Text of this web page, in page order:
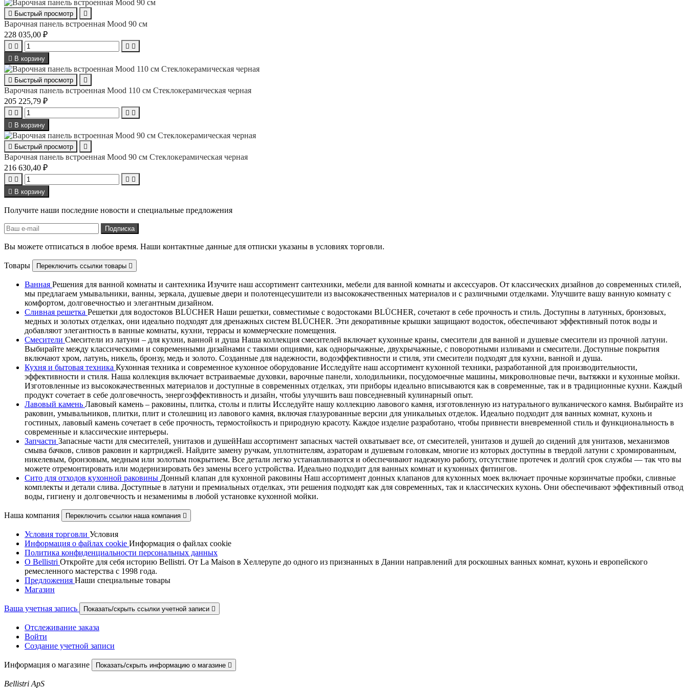
 Быстрый просмотр 
Варочная панель встроенная Mood 90 см
228 035,00 ₽
   
 В корзину
 Быстрый просмотр 
Варочная панель встроенная Mood 110 см Стеклокерамическая черная
205 225,79 ₽
   
 В корзину
 Быстрый просмотр 
Варочная панель встроенная Mood 90 см Стеклокерамическая черная
216 630,40 ₽
   
 В корзину
Получите наши последние новости и специальные предложения
Вы можете отписаться в любое время. Наши контактные данные для отписки указаны в условиях торговли.
Товары Переключить ссылки товары 
Ванная Решения для ванной комнаты и сантехника Изучите наш ассортимент сантехники, мебели для ванной комнаты и аксессуаров. От классических дизайнов до современных стилей,
мы предлагаем умывальники, ванны, зеркала, душевые двери и полотенцесушители из высококачественных материалов и с различными отделками. Улучшите вашу ванную комнату с
комфортом, долговечностью и элегантным дизайном.
Сливная решетка Решетки для водостоков BLÜCHER Наши решетки, совместимые с водостоками BLÜCHER, сочетают в себе прочность и стиль. Доступны в латунных, бронзовых,
медных и золотых отделках, они идеально подходят для дренажных систем BLÜCHER. Эти декоративные крышки защищают водосток, обеспечивают эффективный поток воды и
добавляют элегантность в ванные комнаты, кухни, террасы и коммерческие помещения.
Смесители Смесители из латуни – для кухни, ванной и душа Наша коллекция смесителей включает кухонные краны, смесители для ванной и душевые смесители из прочной латуни.
Выбирайте между классическими и современными дизайнами с такими опциями, как однорычажные, двухрычажные, с поворотными изливами и смесители. Доступные покрытия
включают хром, латунь, никель, бронзу, медь и золото. Созданные для надежности, водоэффективности и стиля, эти смесители подходят для кухни, ванной и душа.
Кухня и бытовая техника Кухонная техника и современное кухонное оборудование Исследуйте наш ассортимент кухонной техники, разработанной для производительности,
эффективности и стиля. Наша коллекция включает встраиваемые духовки, варочные панели, холодильники, посудомоечные машины, микроволновые печи, вытяжки и кухонные мойки.
Изготовленные из высококачественных материалов и доступные в современных отделках, эти приборы идеально вписываются как в современные, так и в традиционные кухни. Каждый
продукт сочетает в себе долговечность, энергоэффективность и дизайн, чтобы улучшить ваш повседневный кулинарный опыт.
Лавовый камень Лавовый камень – раковины, плитка, столы и плиты Исследуйте нашу коллекцию лавового камня, изготовленную из натурального вулканического камня. Выбирайте из
раковин, умывальников, плитки, плит и столешниц из лавового камня, включая глазурованные версии для уникальных отделок. Идеально подходит для ванных комнат, кухонь и
гостиных, лавовый камень сочетает в себе прочность, термостойкость и природную красоту. Каждое изделие разработано, чтобы привнести вневременной стиль и функциональность в
современные и классические интерьеры.
Запчасти Запасные части для смесителей, унитазов и душейНаш ассортимент запасных частей охватывает все, от смесителей, унитазов и душей до сидений для унитазов, механизмов
смыва бачков, сливов раковин и картриджей. Найдите замену ручкам, уплотнителям, аэраторам и душевым головкам, многие из которых доступны в твердой латуни с хромированным,
никелевым, бронзовым, медным или золотым покрытием. Все детали легко устанавливаются и обеспечивают надежную работу, отсутствие протечек и долгий срок службы — так что вы
можете отремонтировать или модернизировать без замены всего устройства. Идеально подходит для ванных комнат и кухонных фитингов.
Сито для отходов кухонной раковины Донный клапан для кухонной раковины Наш ассортимент донных клапанов для кухонных моек включает прочные корзинчатые пробки, сливные
комплекты и детали слива. Доступные в латуни и премиальных отделках, эти решения подходят как для современных, так и классических кухонь. Они обеспечивают эффективный отвод
воды, гигиену и долговечность и незаменимы в любой установке кухонной мойки.
Наша компания Переключить ссылки наша компания 
Условия торговли Условия
Информация о файлах cookie Информация о файлах cookie
Политика конфиденциальности персональных данных
О Bellistri Откройте для себя историю Bellistri. От La Maison в Хеллерупе до одного из признанных в Дании направлений для роскошных ванных комнат, кухонь и европейского
ремесленного мастерства с 1998 года.
Предложения Наши специальные товары
Магазин
Ваша учетная запись Показать/скрыть ссылки учетной записи 
Отслеживание заказа
Войти
Создание учетной записи
Информация о магазине Показать/скрыть информацию о магазине 
Bellistri ApS